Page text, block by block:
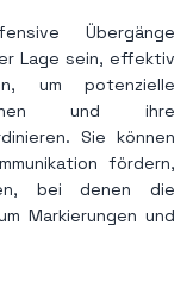
Übergänge
Lage sein, effektiv
um potenzielle
und ihre
Sie können
fördern,
bei denen die
Markierungen und